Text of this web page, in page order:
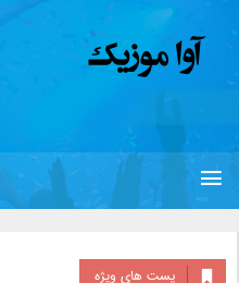
پست های ویژه